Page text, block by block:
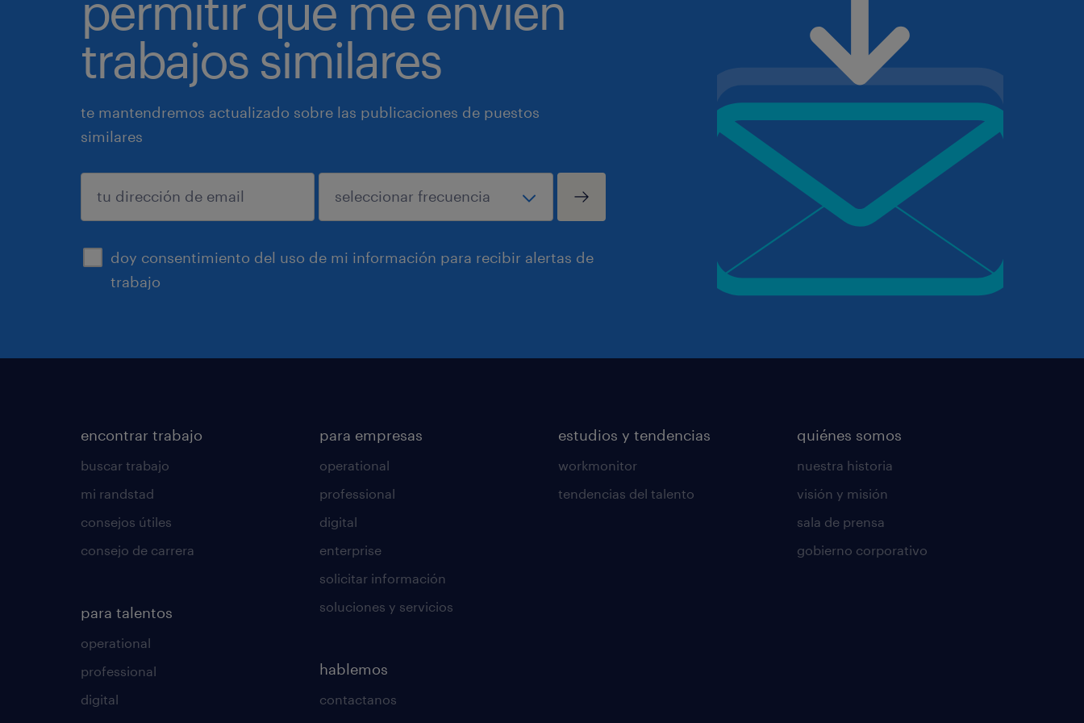
trabajos similares
te mantendremos actualizado sobre las publicaciones de puestos
similares
doy consentimiento del uso de mi información para recibir alertas de
trabajo
enviar
encontrar trabajo
buscar trabajo
mi randstad
consejos útiles
consejo de carrera
para talentos
operational
professional
digital
para empresas
operational
professional
digital
enterprise
solicitar información
soluciones y servicios
hablemos
contactanos
estudios y tendencias
workmonitor
tendencias del talento
quiénes somos
nuestra historia
visión y misión
sala de prensa
gobierno corporativo